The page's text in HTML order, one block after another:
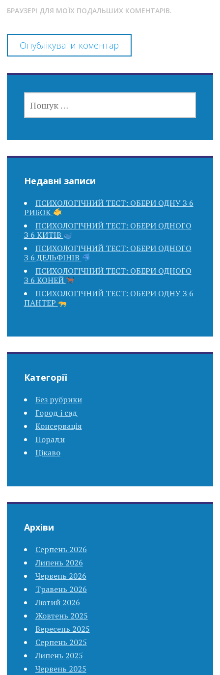
БРАУЗЕРІ ДЛЯ МОЇХ ПОДАЛЬШИХ КОМЕНТАРІВ.
Недавні записи
ПСИХОЛОГІЧНИЙ ТЕСТ: ОБЕРИ ОДНУ З 6
РИБОК
ПСИХОЛОГІЧНИЙ ТЕСТ: ОБЕРИ ОДНОГО
З 6 КИТІВ
ПСИХОЛОГІЧНИЙ ТЕСТ: ОБЕРИ ОДНОГО
З 6 ДЕЛЬФІНІВ
ПСИХОЛОГІЧНИЙ ТЕСТ: ОБЕРИ ОДНОГО
З 6 КОНЕЙ
ПСИХОЛОГІЧНИЙ ТЕСТ: ОБЕРИ ОДНУ З 6
ПАНТЕР
Категорії
Без рубрики
Город і сад
Консервація
Поради
Цікаво
Архіви
Серпень 2026
Липень 2026
Червень 2026
Травень 2026
Лютий 2026
Жовтень 2025
Вересень 2025
Серпень 2025
Липень 2025
Червень 2025